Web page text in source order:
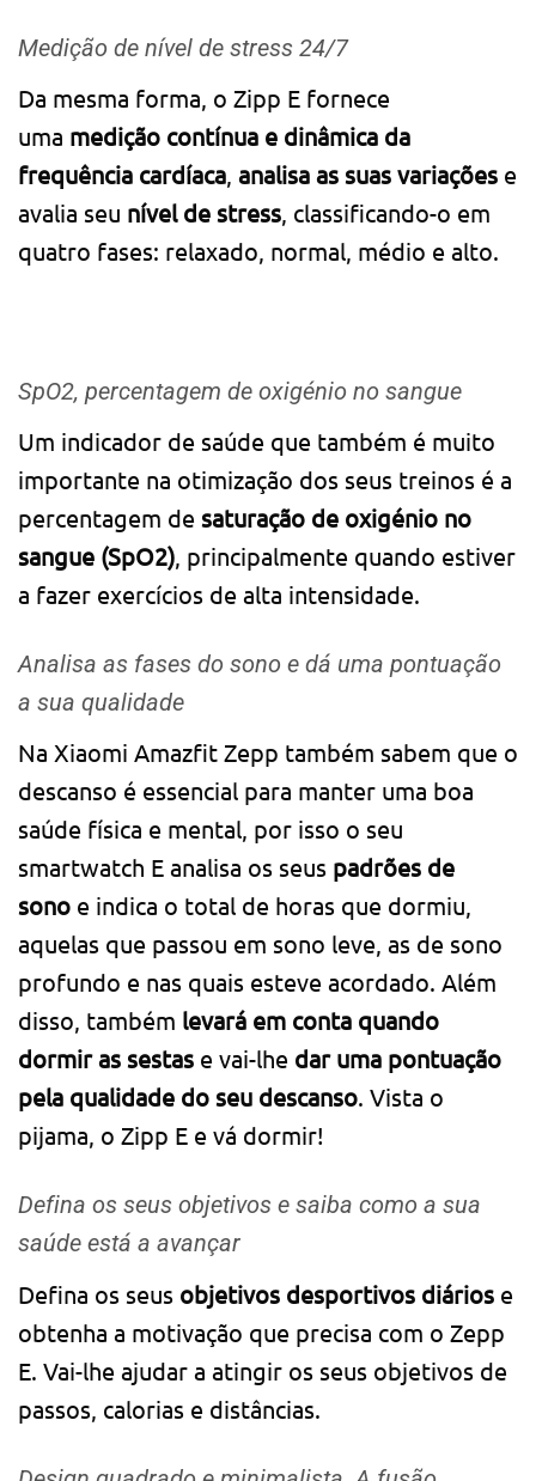
Medição de nível de stress 24/7
Da mesma forma, o Zipp E fornece
uma medição contínua e dinâmica da
frequência cardíaca, analisa as suas variações e
avalia seu nível de stress, classificando-o em
quatro fases: relaxado, normal, médio e alto.
SpO2, percentagem de oxigénio no sangue
Um indicador de saúde que também é muito
importante na otimização dos seus treinos é a
percentagem de saturação de oxigénio no
sangue (SpO2) , principalmente quando estiver
a fazer exercícios de alta intensidade.
Analisa as fases do sono e dá uma pontuação
a sua qualidade
Na Xiaomi Amazfit Zepp também sabem que o
descanso é essencial para manter uma boa
saúde física e mental, por isso o seu
smartwatch E analisa os seus padrões de
sono e indica o total de horas que dormiu,
aquelas que passou em sono leve, as de sono
profundo e nas quais esteve acordado. Além
disso, também levará em conta quando
dormir as sestas e vai-lhe dar uma pontuação
pela qualidade do seu descanso. Vista o
pijama, o Zipp E e vá dormir!
Defina os seus objetivos e saiba como a sua
saúde está a avançar
Defina os seus objetivos desportivos diários e
obtenha a motivação que precisa com o Zepp
E. Vai-lhe ajudar a atingir os seus objetivos de
passos, calorias e distâncias.